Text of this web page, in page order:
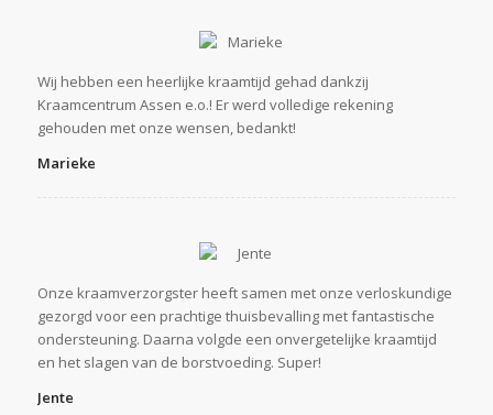
Wij hebben een heerlijke kraamtijd gehad dankzij
Kraamcentrum Assen e.o.! Er werd volledige rekening
gehouden met onze wensen, bedankt!
Marieke
Onze kraamverzorgster heeft samen met onze verloskundige
gezorgd voor een prachtige thuisbevalling met fantastische
ondersteuning. Daarna volgde een onvergetelijke kraamtijd
en het slagen van de borstvoeding. Super!
Jente